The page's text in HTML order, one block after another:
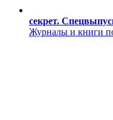
секрет.
Журналы и книги